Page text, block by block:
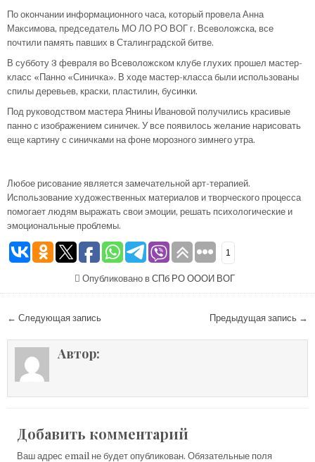
По окончании информационного часа, который провела Анна
Максимова, председатель МО ЛО РО ВОГ г. Всеволожска, все
почтили память павших в Сталинградской битве.
В субботу 3 февраля во Всеволожском клубе глухих прошел мастер-
класс «Панно «Синичка». В ходе мастер-класса были использованы
спилы деревьев, краски, пластилин, бусинки.
Под руководством мастера Янины Ивановой получились красивые
панно с изображением синичек. У все появилось желание нарисовать
еще картину с синичками на фоне морозного зимнего утра.
Любое рисование является замечательной арт-терапией.
Использование художественных материалов и творческого процесса
помогает людям выражать свои эмоции, решать психологические и
эмоциональные проблемы.
1
Опубликовано в СПб РО ОООИ ВОГ
Навигация по записям Предыдущая запись →
← Следующая запись
Автор:
Добавить комментарий
Ваш адрес email не будет опубликован. Обязательные поля